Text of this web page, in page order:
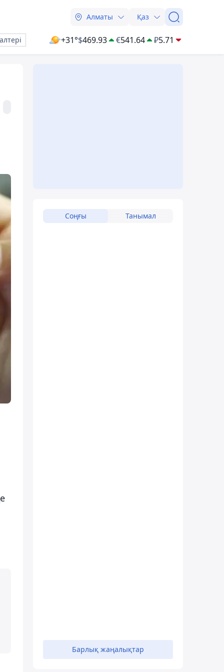
Алматы Қаз
+31°$469.93 €541.64 ₽5.71
Соңғы Танымал
Барлық жаңалықтар